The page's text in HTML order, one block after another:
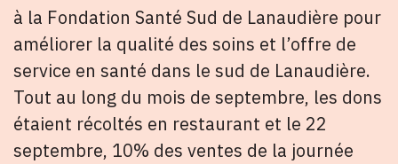
à la Fondation Santé Sud de Lanaudière pour
améliorer la qualité des soins et l’offre de
service en santé dans le sud de Lanaudière.
Tout au long du mois de septembre, les dons
étaient récoltés en restaurant et le 22
septembre, 10% des ventes de la journée